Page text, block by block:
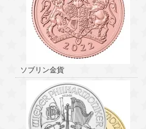
ソブリン金貨